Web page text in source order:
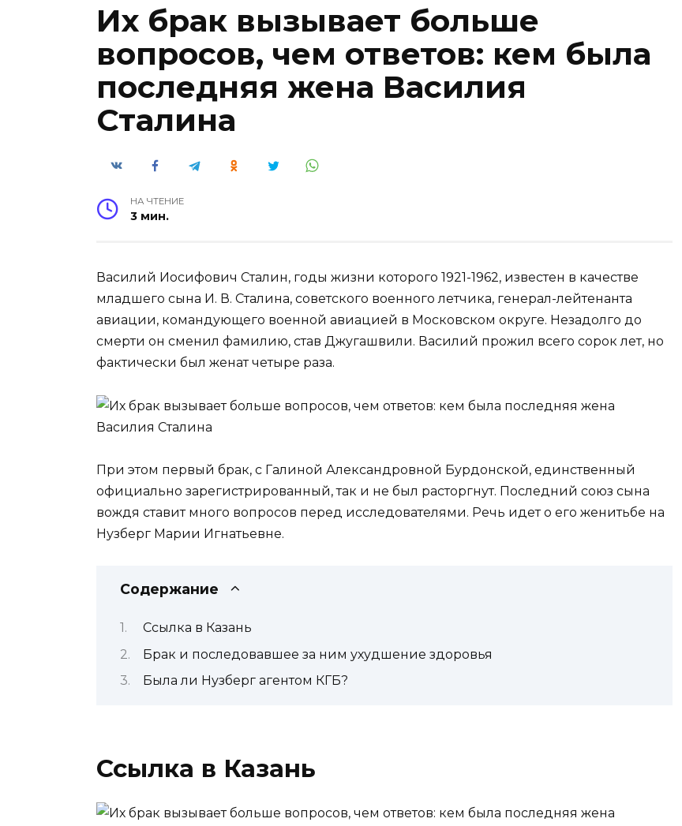
Их брак вызывает больше
вопросов, чем ответов: кем была
последняя жена Василия
Сталина
НА ЧТЕНИЕ
3 мин.
Василий Иосифович Сталин, годы жизни которого 1921-1962, известен в качестве
младшего сына И. В. Сталина, советского военного летчика, генерал-лейтенанта
авиации, командующего военной авиацией в Московском округе. Незадолго до
смерти он сменил фамилию, став Джугашвили. Василий прожил всего сорок лет, но
фактически был женат четыре раза.
При этом первый брак, с Галиной Александровной Бурдонской, единственный
официально зарегистрированный, так и не был расторгнут. Последний союз сына
вождя ставит много вопросов перед исследователями. Речь идет о его женитьбе на
Нузберг Марии Игнатьевне.
Содержание
Ссылка в Казань
Брак и последовавшее за ним ухудшение здоровья
Была ли Нузберг агентом КГБ?
Ссылка в Казань